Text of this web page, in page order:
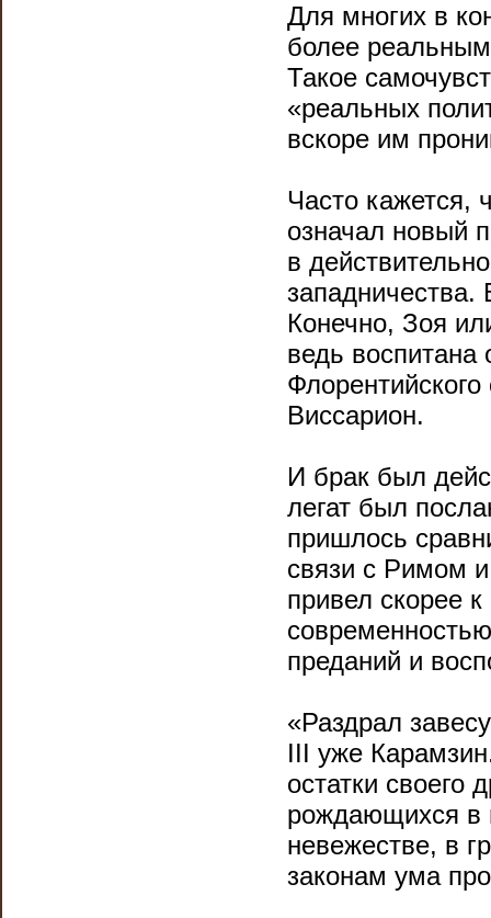
Для многих в
более
Такое
«реальных
вскоре им
Часто кажется,
означал новый
в
Конечно, Зоя
ведь
Виссарион.
И брак был
легат был
пришлось
связи с Римом
привел скорее
преданий и
«Раздрал
III уже
остатки своего
рождающихся в
невежестве, в
законам ума